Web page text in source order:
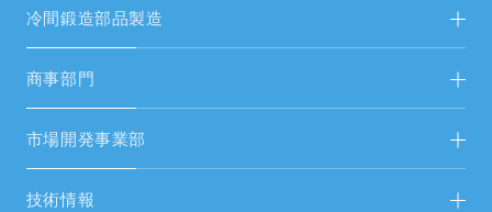
包装機械製造TOP
冷間鍛造部品製造
冷間鍛造部品製造TOP
商事部門
FAシステム・受配電設備
市場開発事業部
省人化・自動化ソリューション FA営開
技術情報